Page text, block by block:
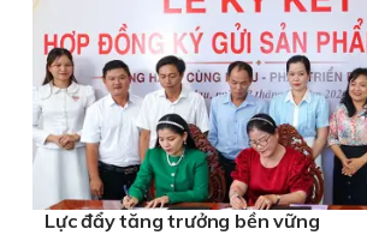
Lực đẩy tăng trưởng bền vững